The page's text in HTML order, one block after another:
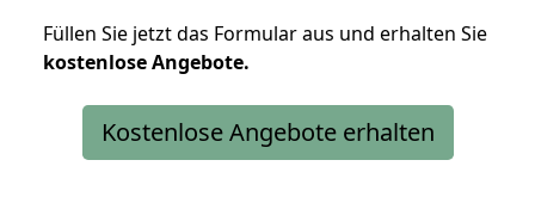
Füllen Sie jetzt das Formular aus und erhalten Sie
kostenloseAngebote.
Kostenlose Angebote erhalten